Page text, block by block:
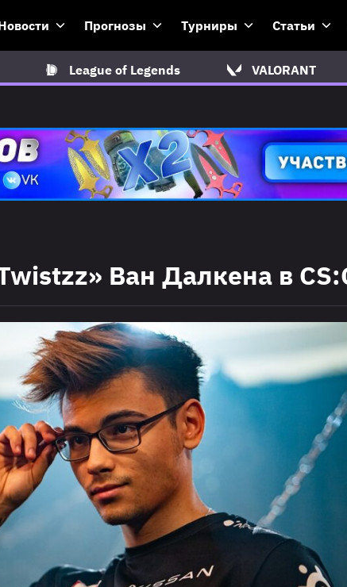
Прогнозы Турниры Статьи
League of Legends VALORANT
Ван Далкена в